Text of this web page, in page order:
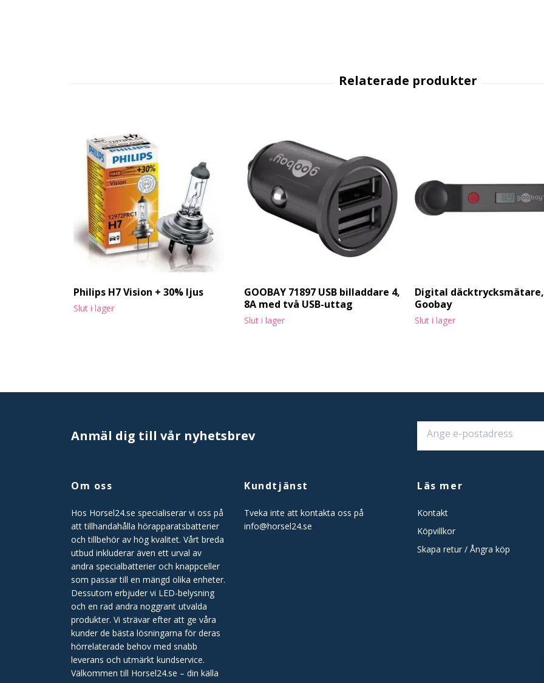
Philips H7 Vision + 30% ljus
Slut i lager
GOOBAY 71897 USB billaddare 4,
8A med två USB-uttag
Slut i lager
Digital däcktrycksmätare,
Goobay
Slut i lager
Anmäl dig till vår nyhetsbrev
Om oss
Hos Horsel24.se specialiserar vi oss på
att tillhandahålla hörapparatsbatterier
och tillbehör av hög kvalitet. Vårt breda
utbud inkluderar även ett urval av
andra specialbatterier och knappceller
som passar till en mängd olika enheter.
Dessutom erbjuder vi LED-belysning
och en rad andra noggrant utvalda
produkter. Vi strävar efter att ge våra
kunder de bästa lösningarna för deras
hörrelaterade behov med snabb
leverans och utmärkt kundservice.
Välkommen till Horsel24.se – din källa
Kundtjänst
Tveka inte att kontakta oss på
info@horsel24.se
Läs mer
Kontakt
Köpvillkor
Skapa retur / Ångra köp